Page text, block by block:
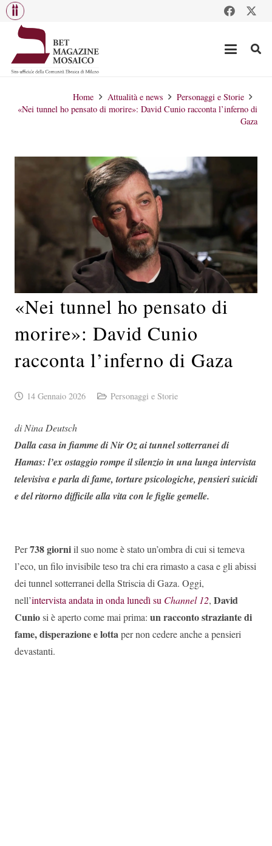
Home Attualità e news
Personaggi e Storie
«Nei tunnel ho pensato di morire»: David Cunio racconta l’inferno di
Gaza
«Nei tunnel ho pensato di
morire»: David Cunio
racconta l’inferno di Gaza
14 Gennaio 2026 Personaggi e Storie
di Nina Deutsch
Dalla casa in fiamme di Nir Oz ai tunnel sotterranei di
Hamas: l’ex ostaggio rompe il silenzio in una lunga intervista
televisiva e parla di fame, torture psicologiche, pensieri suicidi
e del ritorno difficile alla vita con le figlie gemelle.
Per738 giorniil suo nome è stato un’ombra di cui si temeva
l’eco, un filo invisibile teso tra chi era rimasto a casa e gli abissi
dei tunnel sotterranei della Striscia di Gaza. Oggi,
nell’intervista andata in onda lunedì su Channel 12, David
Cuniosi è aperto come mai prima: un racconto straziante di
fame, disperazione elottaper non cedere anche a pensieri
devastanti.